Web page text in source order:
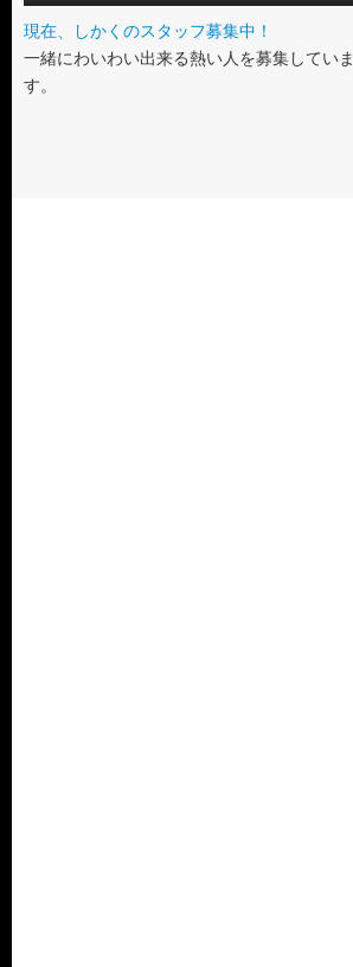
現在、しかくのスタッフ募集中！
一緒にわいわい出来る熱い人を募集していま
す。